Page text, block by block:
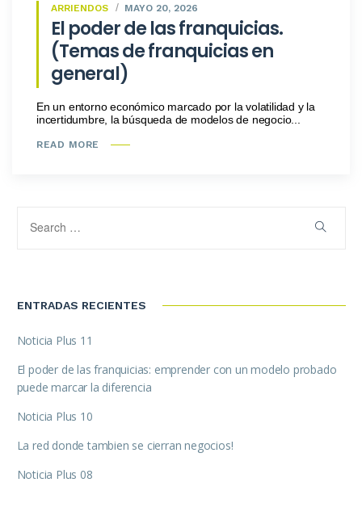
ARRIENDOS MAYO 20, 2026
El poder de las franquicias.
(Temas de franquicias en
general)
En un entorno económico marcado por la volatilidad y la
incertidumbre, la búsqueda de modelos de negocio...
READ MORE
ENTRADAS RECIENTES
Noticia Plus 11
El poder de las franquicias: emprender con un modelo probado
puede marcar la diferencia
Noticia Plus 10
La red donde tambien se cierran negocios!
Noticia Plus 08